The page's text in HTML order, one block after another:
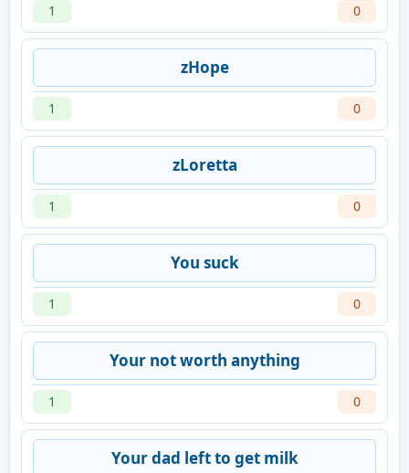
1 0
zHope
1 0
zLoretta
1 0
You suck
1 0
Your not worth anything
1 0
Your dad left to get milk